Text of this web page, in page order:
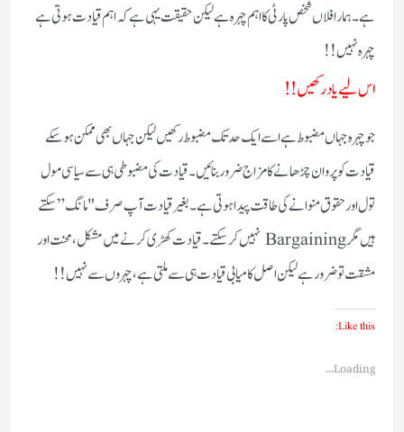
ہے۔ہمارا فلاں شخص پارٹی کا اہم چہرہ ہے لیکن حقیقت یہی ہے کہ اہم قیادت ہوتی ہے
چہرہ نہیں !!
اس لیے یاد رکھیں !!
جو چہرہ جہاں مضبوط ہے اسے ایک حد تک مضبوط رکھیں لیکن جہاں بھی ممکن ہو سکے
قیادت کو پروان چڑھانے کا مزاج ضرور بنائیں۔قیادت کی مضبوطی ہی سے سیاسی مول
تول اور حقوق منوانے کی طاقت پیدا ہوتی ہے۔بغیر قیادت آپ صرف "مانگ” سکتے
ہیں مگر Bargaining نہیں کر سکتے۔قیادت کھڑی کرنے میں مشکل، محنت اور
مشقت تو ضرور ہے لیکن اصل کامیابی قیادت ہی سے ملتی ہے، چہروں سے نہیں!!
Like this:
Loading...